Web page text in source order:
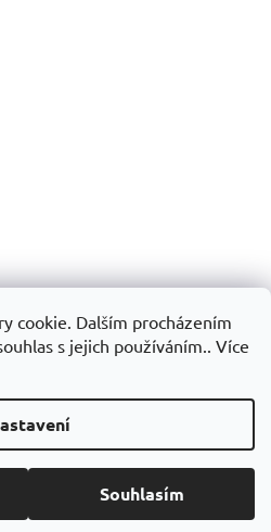
cookie. Dalším procházením
s jejich používáním.. Více
Souhlasím
. Všechna práva vyhrazena.Upravit